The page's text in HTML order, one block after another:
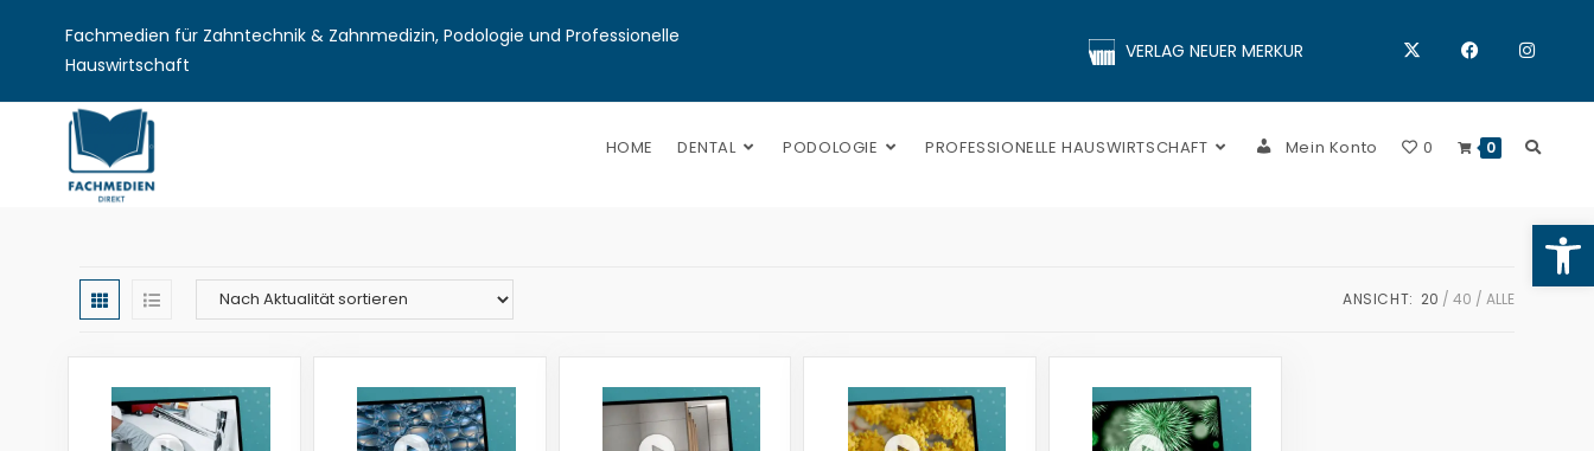
Fachmedien für Zahntechnik & Zahnmedizin, Podologie und Professionelle
Hauswirtschaft
VERLAG NEUER MERKUR
HOME DENTAL PODOLOGIE PROFESSIONELLE HAUSWIRTSCHAFT Mein Konto 0 0
ANSICHT: 20 40 ALLE